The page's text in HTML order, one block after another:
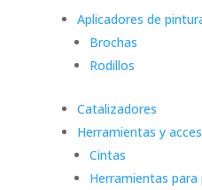
Aplicadores de
Brochas
Rodillos
Catalizadores
Herramientas y
Cintas
Herramientas para